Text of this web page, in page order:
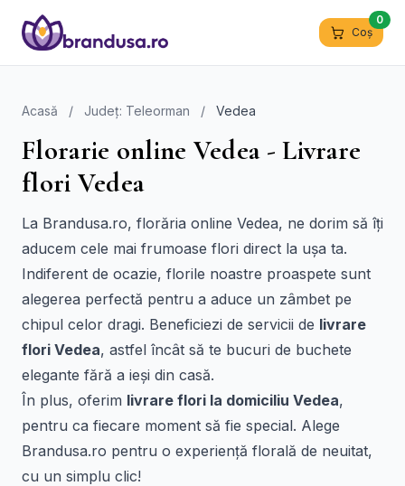
Coș
0
Acasă / Județ: Teleorman / Vedea
Florarie online Vedea - Livrare
flori Vedea
La Brandusa.ro, florăria online Vedea, ne dorim să îți
aducem cele mai frumoase flori direct la ușa ta.
Indiferent de ocazie, florile noastre proaspete sunt
alegerea perfectă pentru a aduce un zâmbet pe
chipul celor dragi. Beneficiezi de servicii de livrare
flori Vedea, astfel încât să te bucuri de buchete
elegante fără a ieși din casă.
În plus, oferim livrare flori la domiciliu Vedea,
pentru ca fiecare moment să fie special. Alege
Brandusa.ro pentru o experiență florală de neuitat,
cu un simplu clic!